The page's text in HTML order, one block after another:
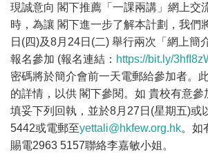
現誠意向 閣下推薦「一課兩講」網上交
時，為讓 閣下進一步了解本計劃，我們
日(四)及8月24日(二) 舉行兩次「網上簡
報名參加 (報名連結： https://bit.ly/
密碼將於簡介會前一天電郵給參加者。
的詳情，以供 閣下參閱。如 貴校有意
填妥下列回執，並於8月27日(星期五)或
5442或電郵至yettali@hkfew.org.hk。如
賜電2963 5157聯絡李嘉敏小姐。